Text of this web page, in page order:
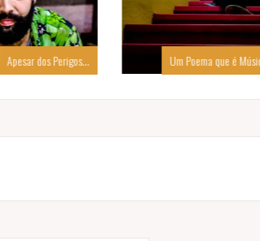
Um Poema que é Música Também